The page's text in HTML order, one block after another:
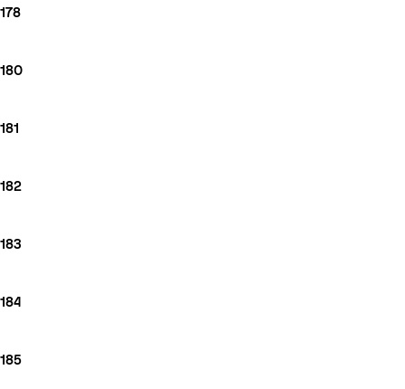
178
180
181
182
183
184
185